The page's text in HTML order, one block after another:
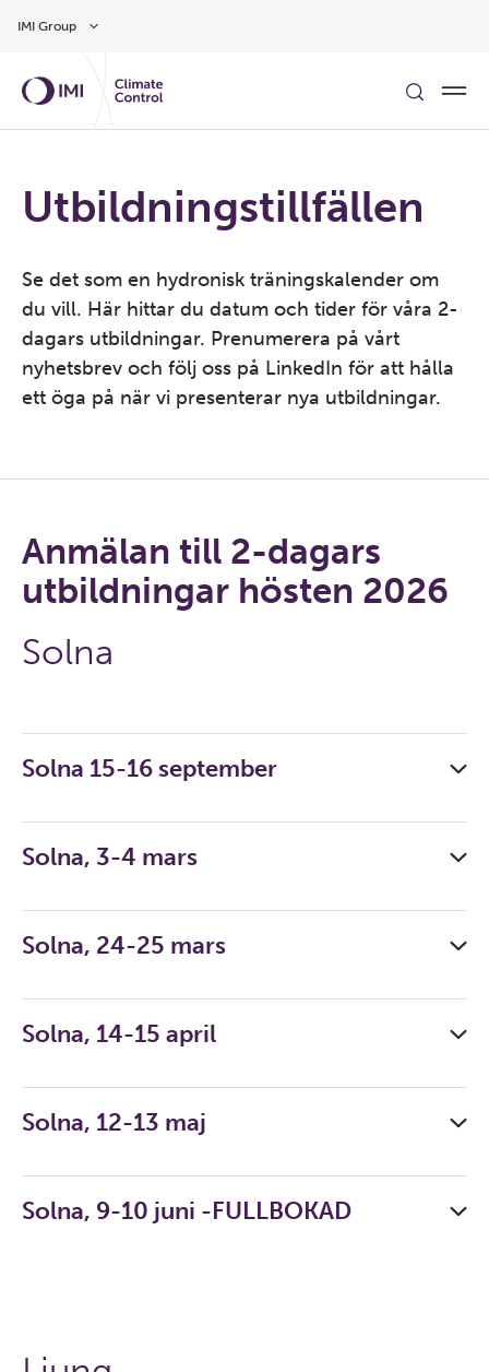
IMI Group
Utbildningstillfällen
Se det som en hydronisk träningskalender om
du vill. Här hittar du datum och tider för våra 2-
dagars utbildningar. Prenumerera på vårt
nyhetsbrev och följ oss på LinkedIn för att hålla
ett öga på när vi presenterar nya utbildningar.
Anmälan till 2-dagars
utbildningar hösten 2026
Solna
Solna 15-16 september
Solna, 3-4 mars
Solna, 24-25 mars
Solna, 14-15 april
Solna, 12-13 maj
Solna, 9-10 juni -FULLBOKAD